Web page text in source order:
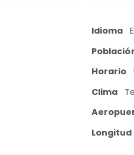
Idioma
Horario
Clima
Longitud